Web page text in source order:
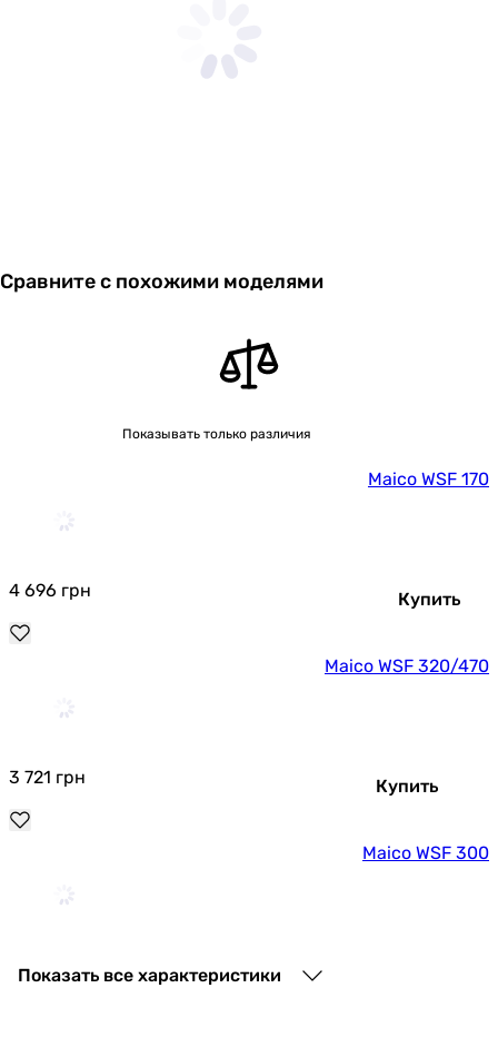
Сравните с похожими моделями
Показывать только различия
Maico WSF 170
4 696 грн Купить
Maico WSF 320/470
3 721 грн Купить
Maico WSF 300
3 234
Показать все характеристики